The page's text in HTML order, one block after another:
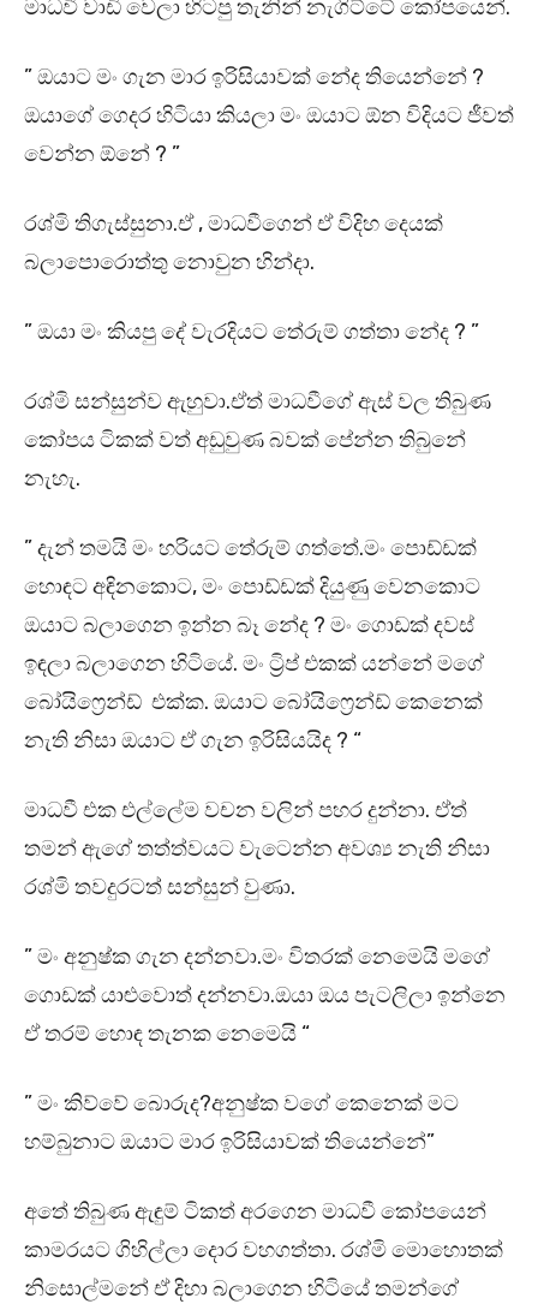
මාධවී වාඩි වෙලා හිටපු තැනින් නැගිට්ටේ කෝපයෙන්.
” ඔයාට මං ගැන මාර ඉරිසියාවක් නේද තියෙන්නේ ?
ඔයාගේ ගෙදර හිටියා කියලා මං ඔයාට ඕන විදියට ජීවත්
වෙන්න ඕනේ ? ”
රශ්මි තිගැස්සුනා.ඒ , මාධවීගෙන් ඒ විදිහ දෙයක්
බලාපොරොත්තු නොවුන හින්දා.
” ඔයා මං කියපු දේ වැරදියට තේරුම් ගත්තා නේද ? ”
රශ්මි සන්සුන්ව ඇහුවා.ඒත් මාධවීගේ ඇස් වල තිබුණ
කෝපය ටිකක් වත් අඩුවුණ බවක් පේන්න තිබුනේ
නැහැ.
” දැන් තමයි මං හරියට තේරුම් ගත්තේ.මං පොඩ්ඩක්
හොඳට අඳිනකොට, මං පොඩ්ඩක් දියුණු වෙනකොට
ඔයාට බලාගෙන ඉන්න බෑ නේද ? මං ගොඩක් දවස්
ඉඳලා බලාගෙන හිටියේ. මං ට්‍රිප් එකක් යන්නේ මගේ
බෝයිෆ්‍රෙන්ඩ් එක්ක. ඔයාට බෝයිෆ්‍රෙන්ඩ් කෙනෙක්
නැති නිසා ඔයාට ඒ ගැන ඉරිසියයිද ? “
මාධවී එක එල්ලේම වචන වලින් පහර දුන්නා. ඒත්
තමන් ඇගේ තත්ත්වයට වැටෙන්න අවශ්‍ය නැති නිසා
රශ්මි තවදුරටත් සන්සුන් වුණා.
” මං අනුෂ්ක ගැන දන්නවා.මං විතරක් නෙමෙයි මගේ
ගොඩක් යාළුවොත් දන්නවා.ඔයා ඔය පැටලිලා ඉන්නෙ
ඒ තරම් හොඳ තැනක නෙමෙයි “
” මං කිව්වේ බොරුද?අනුෂ්ක වගේ කෙනෙක් මට
හම්බුනාට ඔයාට මාර ඉරිසියාවක් තියෙන්නේ”
අතේ තිබුණ ඇඳුම් ටිකත් අරගෙන මාධවී කෝපයෙන්
කාමරයට ගිහිල්ලා දොර වහගත්තා. රශ්මි මොහොතක්
නිසොල්මනේ ඒ දිහා බලාගෙන හිටියේ තමන්ගේ